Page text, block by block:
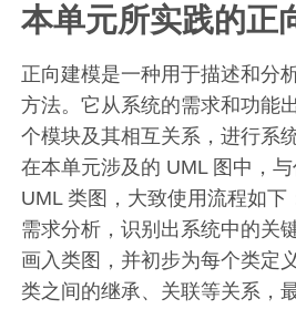
本单元所实践的正
正向建模是一种用于描述和分
方法。它从系统的需求和功能
个模块及其相互关系，进行系
在本单元涉及的 UML 图中，
UML 类图，大致使用流程如下
需求分析，识别出系统中的关
画入类图，并初步为每个类定
类之间的继承、关联等关系，